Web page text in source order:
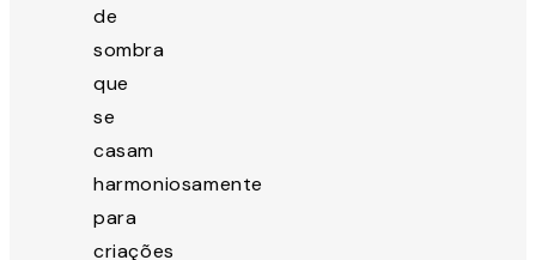
de
sombra
que
se
casam
harmoniosamente
para
criações